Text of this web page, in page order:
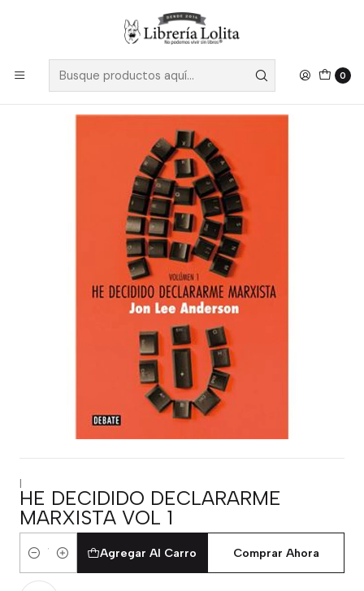
0
Despacho a todo Chile
|
HE DECIDIDO DECLARARME
MARXISTA VOL 1
Cantidad
Agregar Al Carro Comprar Ahora